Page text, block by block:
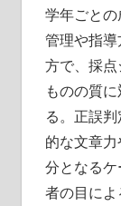
学年ごと
管理や指
方で、採
ものの質
る。正誤
的な文章
分となる
者の目に